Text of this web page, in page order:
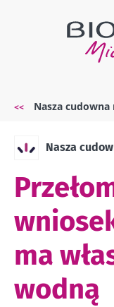
Nasza
Nasza
ma
wodną